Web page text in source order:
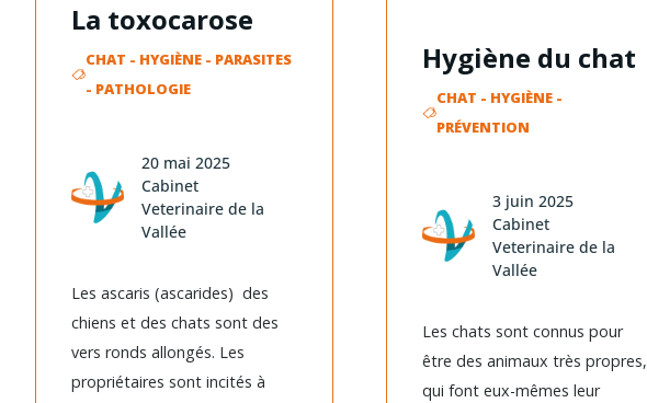
La toxocarose
CHAT - HYGIÈNE- PARASITES
- PATHOLOGIE
20 mai 2025
Cabinet
Veterinaire de la
Vallée
Les ascaris (ascarides) des
chiens et des chats sont des
vers ronds allongés. Les
propriétaires sont incités à
Hygiène du chat
CHAT - HYGIÈNE-
PRÉVENTION
3 juin 2025
Cabinet
Veterinaire de la
Vallée
Les chats sont connus pour
être des animaux très propres,
qui font eux-mêmes leur